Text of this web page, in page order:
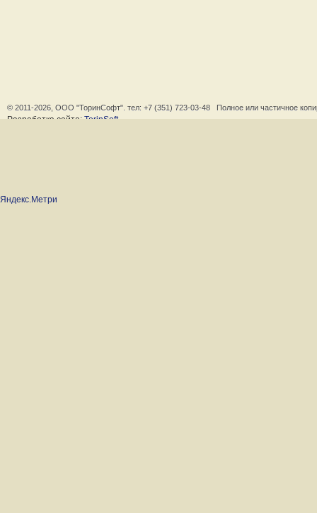
© 2011-2026, ООО "ТоринСофт". тел: +7 (351) 723-03-48 Полное или частичное
Разработка сайта: TorinSoft